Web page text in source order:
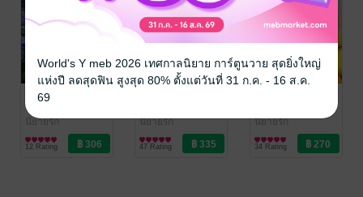
ใต้ร่มแมกโน
หอมดึก
/ ปลาย
ปากกาสำนักพิมพ์
นิยายโรมานซ์
3 Rating
ความเร็ว ความ
รัก และมายา
ปุยฝ้าย-ลาวา
ปลายปากกาสำนัก
พิมพ์
นิยายโรมานซ์
8 Rating
บังบด
หอมดึก
ปากกาสำนักพิมพ์
นิยายรัก
12 Rating
ปากกาสำนักพิมพ์
นิยายรัก
47 Rating
ปากกาสำนักพิมพ์
นิยายรัก
34 Rating
World's Y meb 2026 เทศกาลนิยาย การ์ตูนวาย สุดยิ่งใหญ่
แห่งปี ลดสุดฟิน สูงสุด 80% ตั้งแต่วันที่ 31 ก.ค. - 16 ส.ค.
69